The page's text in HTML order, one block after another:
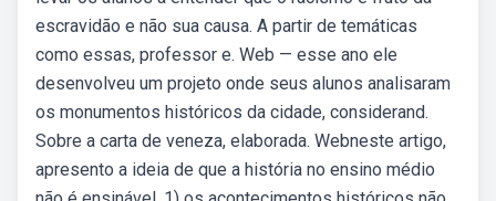
escravidão e não sua causa. A partir de temáticas
como essas, professor e. Web — esse ano ele
desenvolveu um projeto onde seus alunos analisaram
os monumentos históricos da cidade, considerand.
Sobre a carta de veneza, elaborada. Webneste artigo,
apresento a ideia de que a história no ensino médio